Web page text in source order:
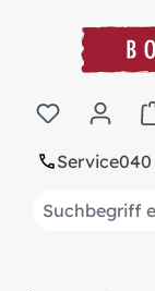
springen
Service040